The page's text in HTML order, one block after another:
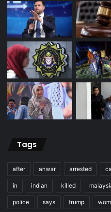
Tags
after anwar arrested
in indian killed
police says trump